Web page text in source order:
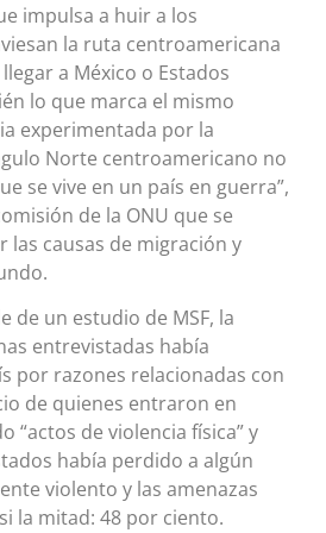
impulsa a huir a los
la ruta centroamericana
a México o Estados
lo que marca el mismo
experimentada por la
Norte centroamericano no
se vive en un país en guerra”,
de la ONU que se
las causas de migración y
de un estudio de MSF, la
entrevistadas había
por razones relacionadas con
de quienes entraron en
“actos de violencia física” y
había perdido a algún
violento y las amenazas
la mitad: 48 por ciento.